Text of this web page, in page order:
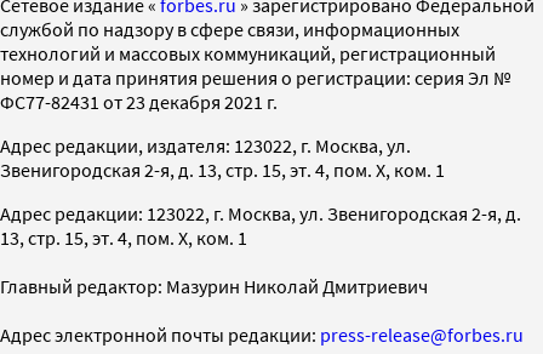
службой по надзору в сфере связи, информационных
технологий и массовых коммуникаций, регистрационный
номер и дата принятия решения о регистрации: серия Эл №
ФС77-82431 от 23 декабря 2021 г.
Адрес редакции, издателя: 123022, г. Москва, ул.
Звенигородская 2-я, д. 13, стр. 15, эт. 4, пом. X, ком. 1
Адрес редакции: 123022, г. Москва, ул. Звенигородская 2-я, д.
13, стр. 15, эт. 4, пом. X, ком. 1
Главный редактор: Мазурин Николай Дмитриевич
Адрес электронной почты редакции: press-release@forbes.ru